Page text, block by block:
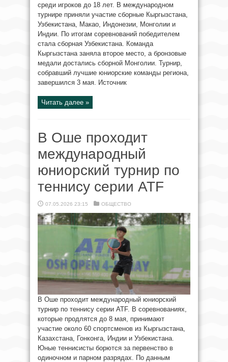
среди игроков до 18 лет. В международном
турнире приняли участие сборные Кыргызстана,
Узбекистана, Макао, Индонезии, Монголии и
Индии. По итогам соревнований победителем
стала сборная Узбекистана. Команда
Кыргызстана заняла второе место, а бронзовые
медали достались сборной Монголии. Турнир,
собравший лучшие юниорские команды региона,
завершился 3 мая. Источник
Читать далее »
В Оше проходит
международный
юниорский турнир по
теннису серии ATF
07.05.2026 23:15 ОБЩЕСТВО
В Оше проходит международный юниорский
турнир по теннису серии ATF. В соревнованиях,
которые продлятся до 8 мая, принимают
участие около 60 спортсменов из Кыргызстана,
Казахстана, Гонконга, Индии и Узбекистана.
Юные теннисисты борются за первенство в
одиночном и парном разрядах. По данным